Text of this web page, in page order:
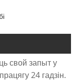
свой запыт у
24 гадзін.